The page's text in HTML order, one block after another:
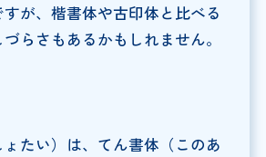
が、楷書体や古印体と比べる
らさもあるかもしれません。
たい）は、てん書体（このあ